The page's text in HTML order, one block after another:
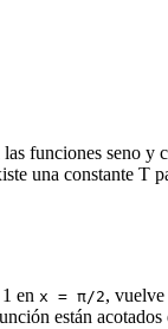
funciones seno y
una constante T
en x = π/2,
están